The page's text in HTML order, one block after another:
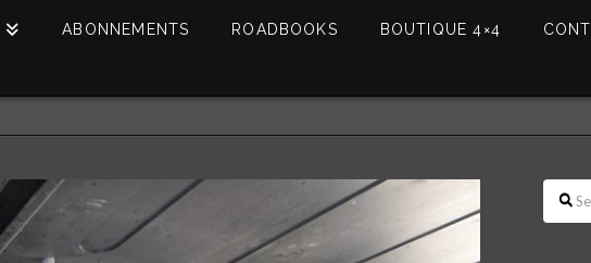
ABONNEMENTS ROADBOOKS BOUTIQUE 4×4
Search